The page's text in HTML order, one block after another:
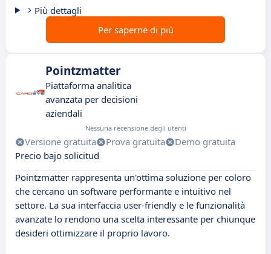
Più dettagli
Per saperne di più
Pointzmatter
Piattaforma analitica
avanzata per decisioni
aziendali
Nessuna recensione degli utenti
Versione gratuita Prova gratuita
Demo gratuita
Precio bajo solicitud
Pointzmatter rappresenta un'ottima soluzione per coloro
che cercano un software performante e intuitivo nel
settore. La sua interfaccia user-friendly e le funzionalità
avanzate lo rendono una scelta interessante per chiunque
desideri ottimizzare il proprio lavoro.